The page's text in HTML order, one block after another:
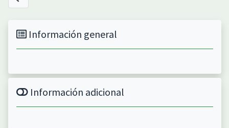
Información general
Información adicional